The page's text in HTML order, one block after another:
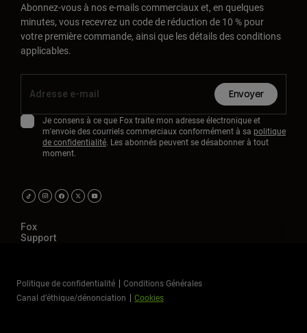
Abonnez-vous à nos e-mails commerciaux et, en quelques
minutes, vous recevrez un code de réduction de 10 % pour
votre première commande, ainsi que les détails des conditions
applicables.
Envoyer
Je consens à ce que Fox traite mon adresse électronique et
m'envoie des courriels commerciaux conformément à sa politique
de confidentialité. Les abonnés peuvent se désabonner à tout
moment.
Fox
Support
Politique de confidentialité
Conditions Générales
Canal d’éthique/dénonciation
Cookies